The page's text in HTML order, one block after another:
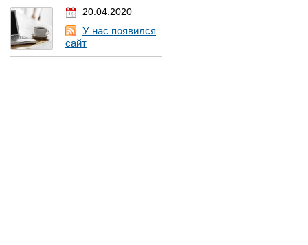
20.04.2020
У нас появился
сайт